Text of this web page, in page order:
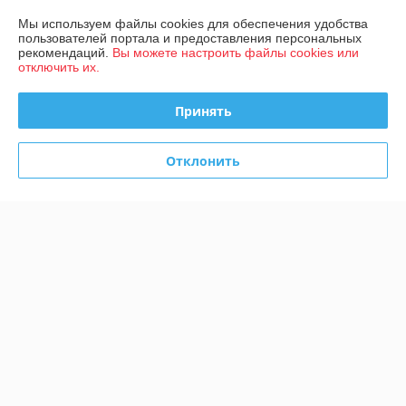
Контакты
Доставка и оплата
Мы используем файлы cookies для обеспечения удобства
пользователей портала и предоставления персональных
рекомендаций. Вы можете настроить файлы cookies или
отключить их.
Принять
Отклонить